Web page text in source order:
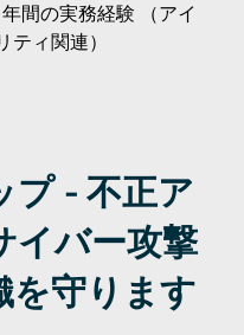
間の実務経験 （アイ
ィ関連）
プ - 不正ア
イバー攻撃
を守ります